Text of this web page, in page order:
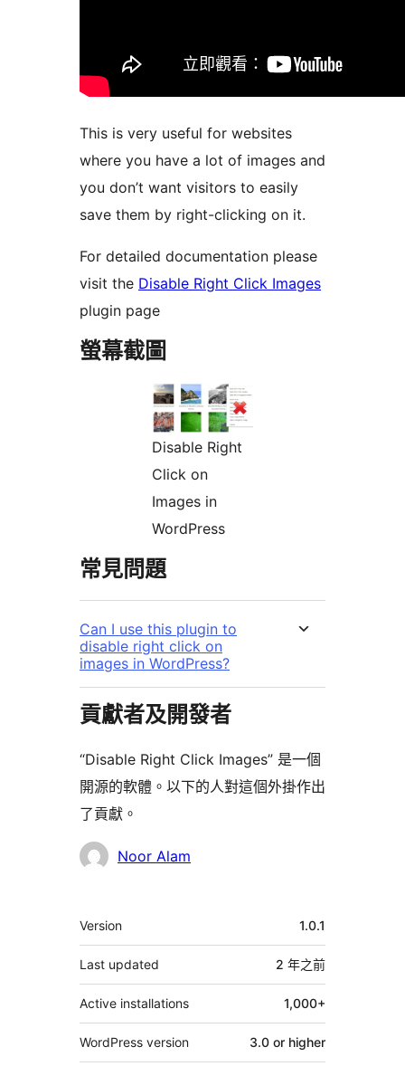
This is very useful for websites
where you have a lot of images and
you don’t want visitors to easily
save them by right-clicking on it.
For detailed documentation please
visit the Disable Right Click Images
plugin page
螢幕截圖
Disable Right
Click on
Images in
WordPress
常見問題
Can I use this plugin to
disable right click on
images in WordPress?
貢獻者及開發者
“Disable Right Click Images” 是一個
開源的軟體。以下的人對這個外掛作出
了貢獻。
貢
Noor Alam
其
它
Version 1.0.1
Last updated 2 年之前
Active installations 1,000+
WordPress version 3.0 or higher